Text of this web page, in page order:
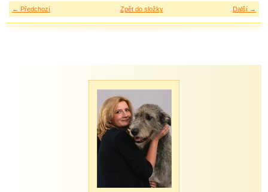
← Předchozí Další →
Zpět do složky